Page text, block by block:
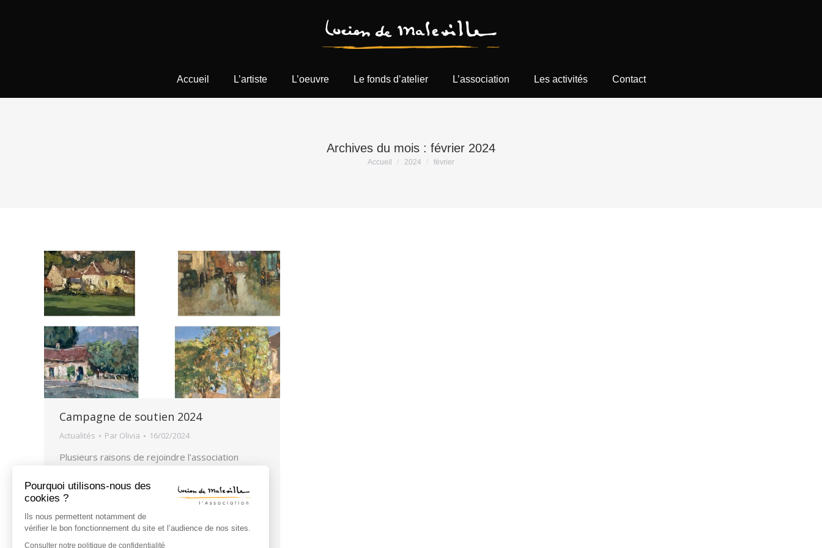
Accueil L’artiste L’oeuvre Le fonds d’atelier L’association Les activités Contact
Archives du mois : février 2024
Vous êtes ici :
Accueil 2024 février
Campagne de soutien 2024
Actualités Par Olivia 16/02/2024
Plusieurs raisons de rejoindre l’association
marquée par trois actions-clé de notre
association pour défendre et faire connaitre
l’œuvre de l’artiste-peintre Lucien de Maleville. à
consulter : Relevé de notre AG 2023 au Château
Pourquoi utilisons-nous des
cookies ?
Ils nous permettent notamment de
vérifier le bon fonctionnement du site et l’audience de nos sites.
Consulter notre politique de confidentialité